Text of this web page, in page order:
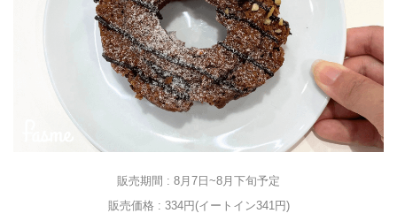
販売期間 : 8月7日~8月下旬予定
販売価格 : 334円(イートイン341円)